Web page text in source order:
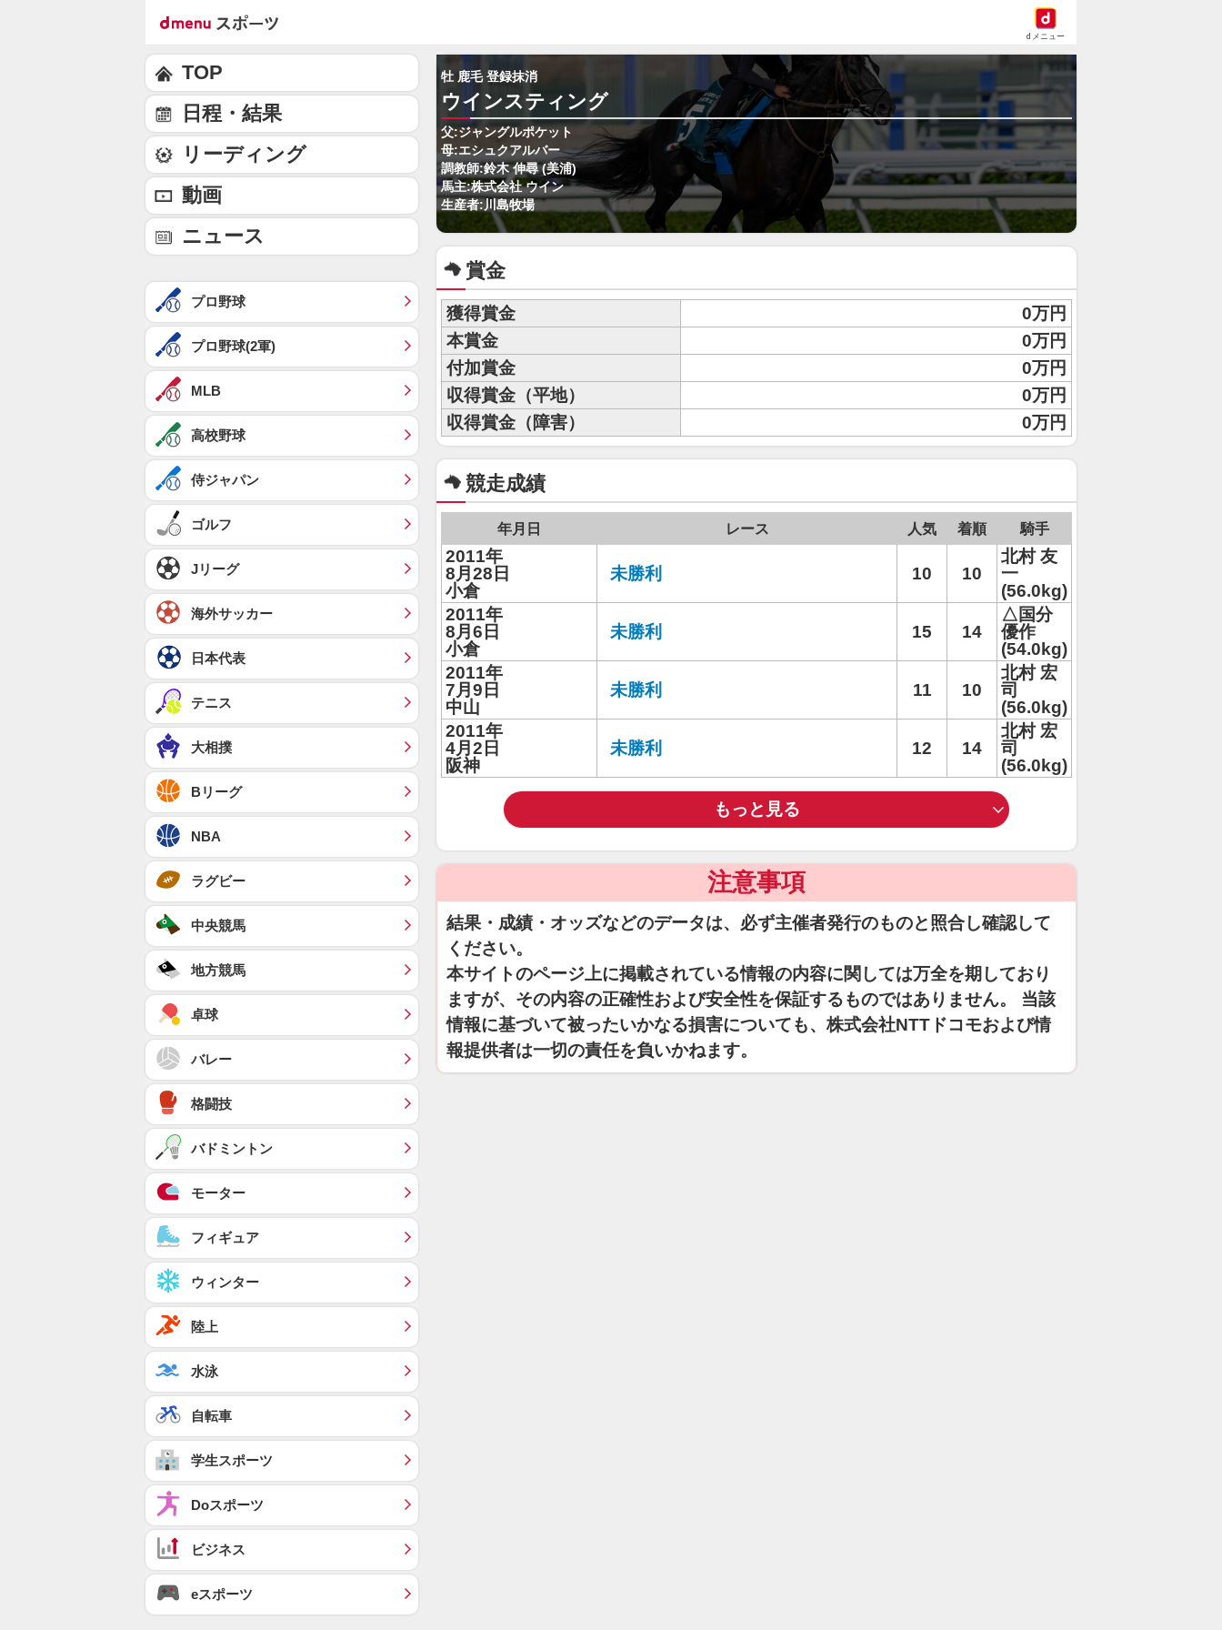
dメニュー
牡 鹿毛 登録抹消
ウインスティング
父:ジャングルポケット
母:エシュクアルバー
調教師:鈴木 伸尋 (美浦)
馬主:株式会社 ウイン
生産者:川島牧場
賞金
獲得賞金
0万円
本賞金
0万円
付加賞金
0万円
収得賞金（平地）
0万円
収得賞金（障害）
0万円
競走成績
年月日 レース 人気 着順 騎手
2011年
8月28日
小倉
未勝利 10 10
北村 友
一
(56.0kg)
2011年
8月6日
小倉
未勝利 15 14
△国分
優作
(54.0kg)
2011年
7月9日
中山
未勝利 11 10
北村 宏
司
(56.0kg)
2011年
4月2日
阪神
未勝利 12 14
北村 宏
司
(56.0kg)
もっと見る
注意事項
結果・成績・オッズなどのデータは、必ず主催者発行のものと照合し確認して
ください。
本サイトのページ上に掲載されている情報の内容に関しては万全を期しており
ますが、その内容の正確性および安全性を保証するものではありません。 当該
情報に基づいて被ったいかなる損害についても、株式会社NTTドコモおよび情
報提供者は一切の責任を負いかねます。
TOP
日程・結果
リーディング
動画
ニュース
プロ野球
プロ野球(2軍)
MLB
高校野球
侍ジャパン
ゴルフ
Jリーグ
海外サッカー
日本代表
テニス
大相撲
Bリーグ
NBA
ラグビー
中央競馬
地方競馬
卓球
バレー
格闘技
バドミントン
モーター
フィギュア
ウィンター
陸上
水泳
自転車
学生スポーツ
Doスポーツ
ビジネス
eスポーツ